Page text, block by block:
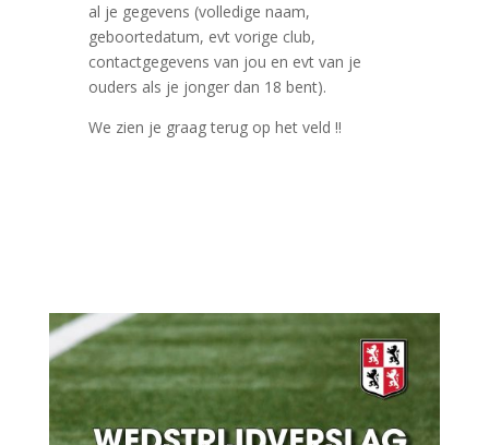
al je gegevens (volledige naam,
geboortedatum, evt vorige club,
contactgegevens van jou en evt van je
ouders als je jonger dan 18 bent).
We zien je graag terug op het veld !!